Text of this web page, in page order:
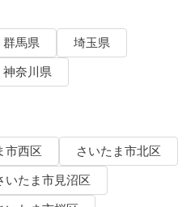
群馬県
埼玉県
神奈川県
市西区
さいたま市北区
いたま市見沼区